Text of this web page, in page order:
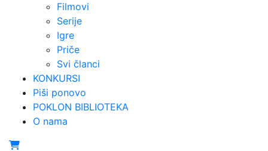
Filmovi
Serije
Igre
Priče
Svi članci
KONKURSI
Piši ponovo
POKLON BIBLIOTEKA
O nama